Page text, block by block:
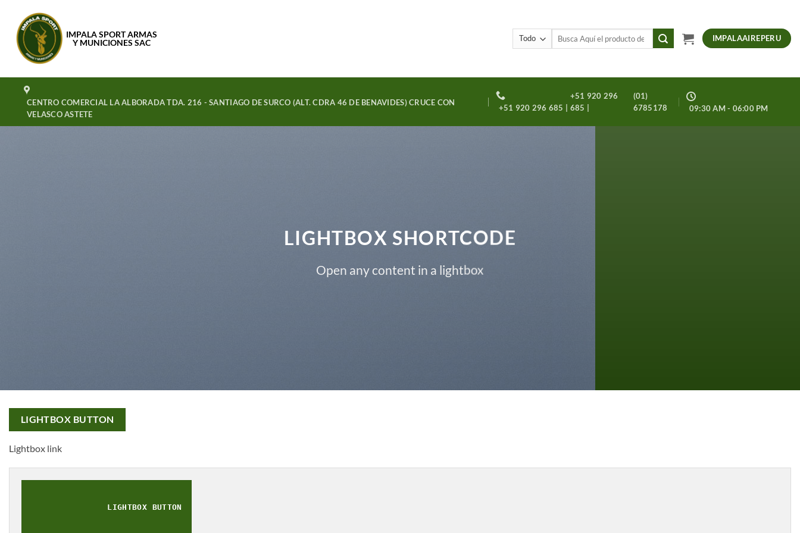
contenido
IMPALA SPORT ARMAS
Y MUNICIONES SAC
Buscar
IMPALAAIREPERU
CENTRO COMERCIAL LA ALBORADA TDA. 216 - SANTIAGO DE SURCO (ALT. CDRA 46 DE BENAVIDES) CRUCE CON
VELASCO ASTETE
09:30 AM - 06:00 PM
+51 920 296 685 |
+51 920 296
685 |
(01)
6785178
LIGHTBOX SHORTCODE
Open any content in a lightbox
LIGHTBOX BUTTON
Lightbox link
LIGHTBOX BUTTON